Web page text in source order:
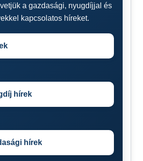
a gazdasági, nyugdíjjal és
kapcsolatos híreket.
hírek
hírek